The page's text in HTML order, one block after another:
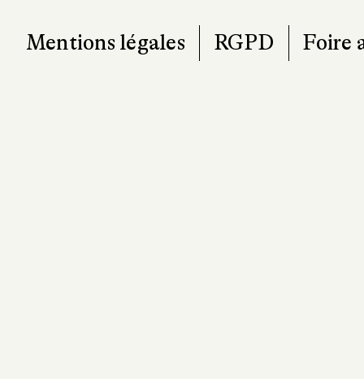
Mentions légales RGPD Foire